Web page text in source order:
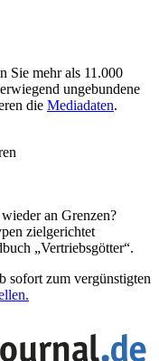
Sie mehr als 11.000
ungebundene
die Mediadaten.
an Grenzen?
zielgerichtet
„Vertriebsgötter“.
sofort zum vergünstigten